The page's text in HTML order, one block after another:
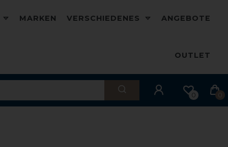
MARKEN VERSCHIEDENES ANGEBOTE
OUTLET
0 0